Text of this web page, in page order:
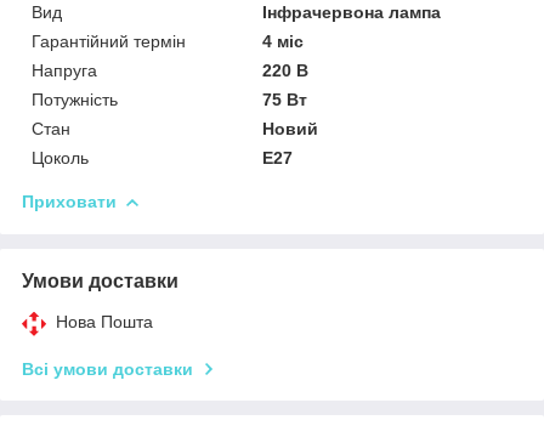
Вид
Інфрачервона лампа
Гарантійний термін
4 міс
Напруга
220 В
Потужність
75 Вт
Стан
Новий
Цоколь
E27
Приховати
Умови доставки
Нова Пошта
Всі умови доставки